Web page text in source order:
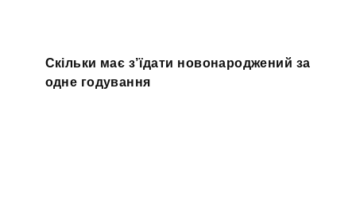
Скільки має з’їдати новонароджений за
одне годування